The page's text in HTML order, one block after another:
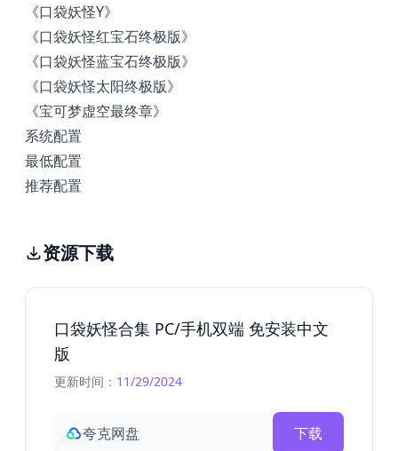
《口袋妖怪Y》
《口袋妖怪红宝石终极版》
《口袋妖怪蓝宝石终极版》
《口袋妖怪太阳终极版》
《宝可梦虚空最终章》
系统配置
最低配置
推荐配置
资源下载
口袋妖怪合集 PC/手机双端 免安装中文
版
更新时间： 11/29/2024
夸克网盘 下载